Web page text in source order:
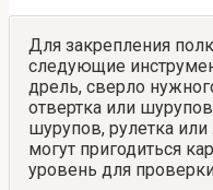
Для закрепления
следующие
дрель, сверло
отвертка или
шурупов, рулетка
могут пригодиться
уровень для